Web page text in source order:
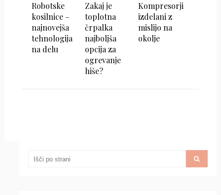
Robotske
kosilnice –
najnovejša
tehnologija
na delu
Zakaj je
toplotna
črpalka
najboljša
opcija za
ogrevanje
hiše?
Kompresorji
izdelani z
mislijo na
okolje